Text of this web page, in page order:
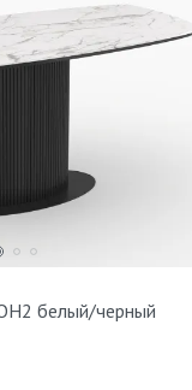
белый/черный